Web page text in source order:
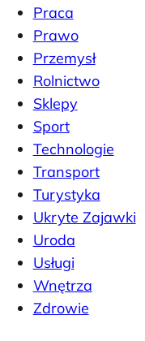
Praca
Prawo
Przemysł
Rolnictwo
Sklepy
Sport
Technologie
Transport
Turystyka
Ukryte Zajawki
Uroda
Usługi
Wnętrza
Zdrowie